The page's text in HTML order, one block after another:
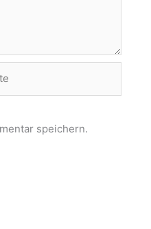
speichern.